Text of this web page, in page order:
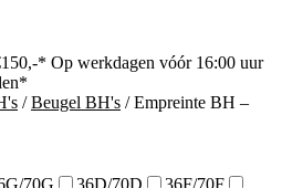
* Op werkdagen vóór 16:00 uur
/Beugel BH's /Empreinte BH –
70G 36D/70D
36F/70F